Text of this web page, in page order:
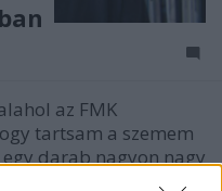
az FMK
tartsam a szemem
darab nagyon nagy